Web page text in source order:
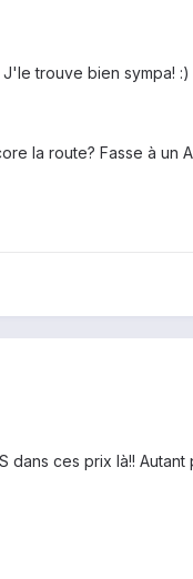
trouve bien sympa! :)
la route? Fasse à un
ces prix là!!